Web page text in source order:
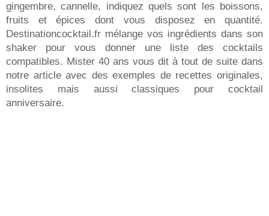
gingembre, cannelle, indiquez quels sont les boissons,
fruits et épices dont vous disposez en quantité.
Destinationcocktail.fr mélange vos ingrédients dans son
shaker pour vous donner une liste des cocktails
compatibles. Mister 40 ans vous dit à tout de suite dans
notre article avec des exemples de recettes originales,
insolites mais aussi classiques pour cocktail
anniversaire.